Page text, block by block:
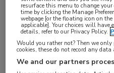
Tijdens
beeldvormende
Tags:
beeldvorming,
resurface this menu to change
time by clicking the Manage
webpage [or the floating icon on
applicable]. Your choices will have
details, refer to our Privacy Policy.
Would you rather not? Then we
cookies, these do not record any
We and our partners